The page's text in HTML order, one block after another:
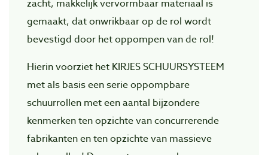
zacht, makkelijk vervormbaar materiaal is
gemaakt, dat onwrikbaar op de rol wordt
bevestigd door het oppompen van de rol!
Hierin voorziet het KIRJES SCHUURSYSTEEM
met als basis een serie oppompbare
schuurrollen met een aantal bijzondere
kenmerken ten opzichte van concurrerende
fabrikanten en ten opzichte van massieve